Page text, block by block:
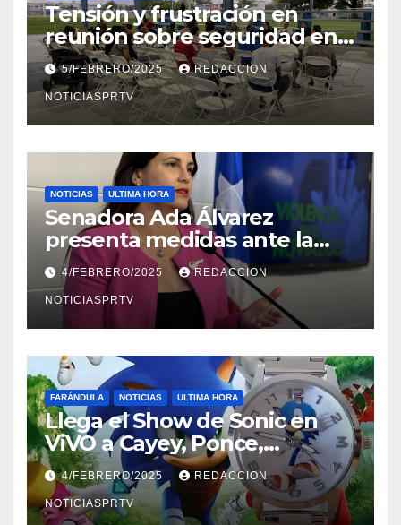
Tensión y frustración en
reunión sobre seguridad en
Reparto Metropolitano
5/FEBRERO/2025 REDACCION
NOTICIASPRTV
NOTICIAS ULTIMA HORA
Senadora Ada Álvarez
presenta medidas ante la
violencia en el noviazgo
4/FEBRERO/2025 REDACCION
NOTICIASPRTV
FARÁNDULA NOTICIAS ULTIMA HORA
Llega el Show de Sonic en
ViVO a Cayey, Ponce,
Barceloneta y Humacao,
Relojes gratis para el que
compre ahora….
4/FEBRERO/2025 REDACCION
NOTICIASPRTV